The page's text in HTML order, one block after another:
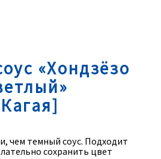
«Хондзёзо
чем темный соус. Подходит
сохранить цвет